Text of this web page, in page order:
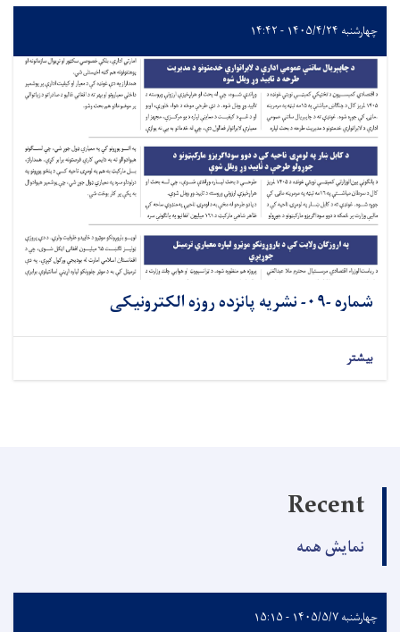
چهارشنبه ۱۴۰۵/۴/۲۴ - ۱۴:۴۲
شماره -۰۹- نشريه پانزده روزه الکترونیکی
بیشتر
Recent
نمایش همه
چهارشنبه ۱۴۰۵/۵/۷ - ۱۵:۱۵